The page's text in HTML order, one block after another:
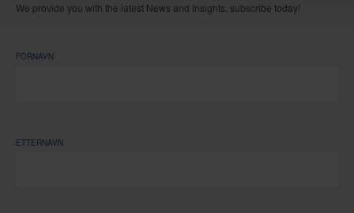
We provide you with the latest News and Insights, subscribe today!
FORNAVN
ETTERNAVN